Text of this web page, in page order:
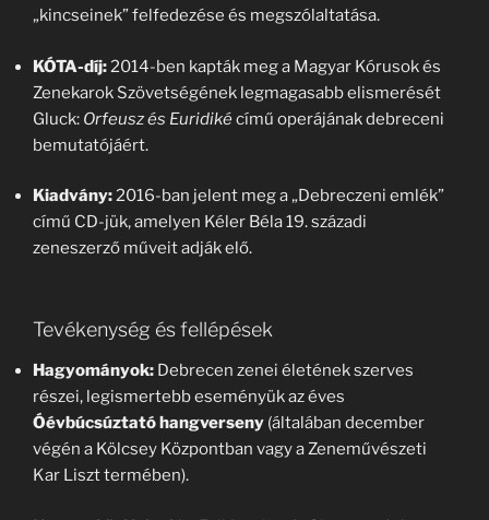
„kincseinek” felfedezése és megszólaltatása.
KÓTA-díj: 2014-ben kapták meg a Magyar Kórusok és
Zenekarok Szövetségének legmagasabb elismerését
Gluck: Orfeusz és Euridikécímű operájának debreceni
bemutatójáért.
Kiadvány:2016-ban jelent meg a „Debreczeni emlék”
című CD-jük, amelyen Kéler Béla 19. századi
zeneszerző műveit adják elő.
Tevékenység és fellépések
Hagyományok: Debrecen zenei életének szerves
részei, legismertebb eseményük az éves
Óévbúcsúztató hangverseny (általában december
végén a Kölcsey Központban vagy a Zeneművészeti
Kar Liszt termében).